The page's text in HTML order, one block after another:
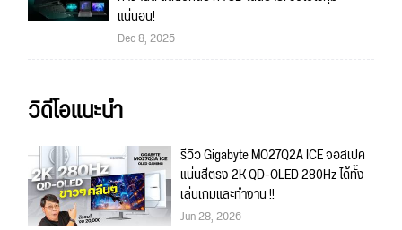
แน่นอน!
Dec 8, 2025
วิดีโอแนะนำ
รีวิว Gigabyte MO27Q2A ICE จอสเปค
แน่นสีตรง 2K QD-OLED 280Hz ได้ทั้ง
เล่นเกมและทำงาน !!
Jun 28, 2026